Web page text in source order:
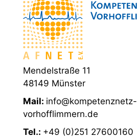
Mendelstraße 11
48149 Münster
Mail: info@kompetenznetz-
vorhofflimmern.de
Tel.: +49 (0)251 27600160